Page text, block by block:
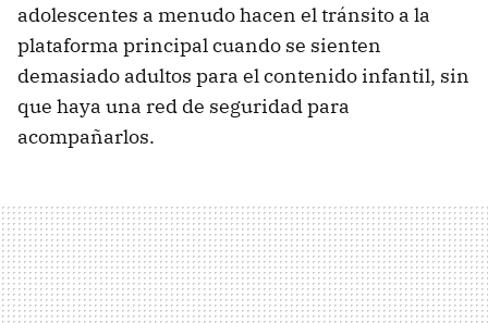
adolescentes a menudo hacen el tránsito a la
plataforma principal cuando se sienten
demasiado adultos para el contenido infantil, sin
que haya una red de seguridad para
acompañarlos.